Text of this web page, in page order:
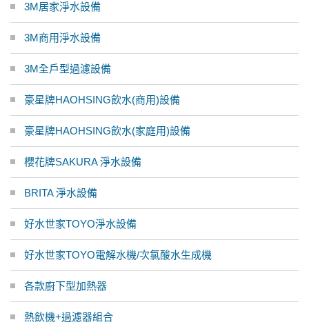
3M居家淨水設備
3M商用淨水設備
3M全戶型過濾設備
豪星牌HAOHSING飲水(商用)設備
豪星牌HAOHSING飲水(家庭用)設備
櫻花牌SAKURA 淨水設備
BRITA 淨水設備
好水世家TOYO淨水設備
好水世家TOYO電解水機/次氯酸水生成機
各款廚下型加熱器
熱飲機+過濾器組合